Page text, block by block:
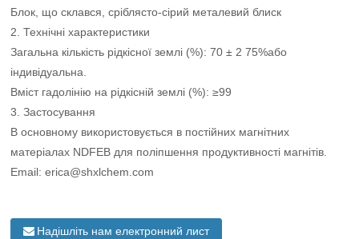
Блок, що склався, сріблясто-сірий металевий блиск
2. Технічні характеристики
Загальна кількість рідкісної землі (%): 70 ± 2 75%або
індивідуальна.
Вміст гадолінію на рідкісній землі (%): ≥99
3. Застосування
В основному використовується в постійних магнітних
матеріалах NDFEB для поліпшення продуктивності магнітів.
Email: erica@shxlchem.com
Надішліть нам електронний лист